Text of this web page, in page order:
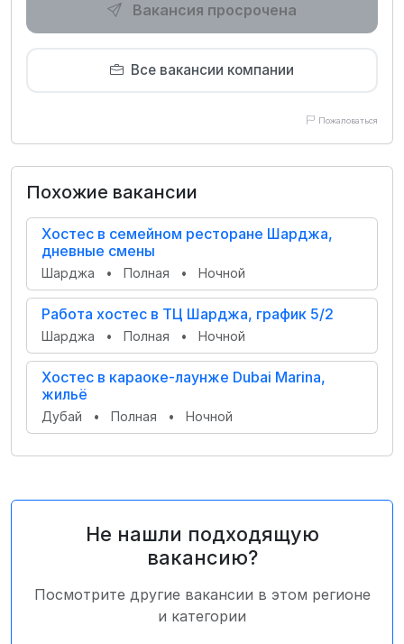
Вакансия просрочена
Все вакансии компании
Пожаловаться
Похожие вакансии
Хостес в семейном ресторане Шарджа,
дневные смены
Шарджа • Полная • Ночной
Работа хостес в ТЦ Шарджа, график 5/2
Шарджа • Полная • Ночной
Хостес в караоке-лаунже Dubai Marina,
жильё
Дубай • Полная • Ночной
Не нашли подходящую
вакансию?
Посмотрите другие вакансии в этом регионе
и категории